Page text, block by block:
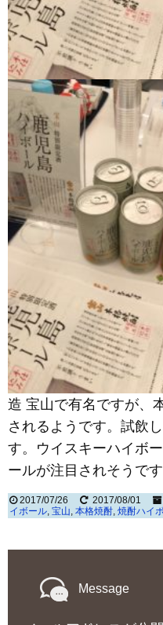
造 宝山で有名ですが、
されるようです。試飲
す。ウイスキーハイボ
ールが注目されそうです
2017/07/26 2017/08/01
イボール, 宝山, 本格焼酎, 焼酎ハイ
Message